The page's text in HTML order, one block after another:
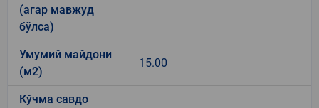
(агар мавжуд
бўлса)
Умумий майдони
(м2)
15.00
Кўчма савдо